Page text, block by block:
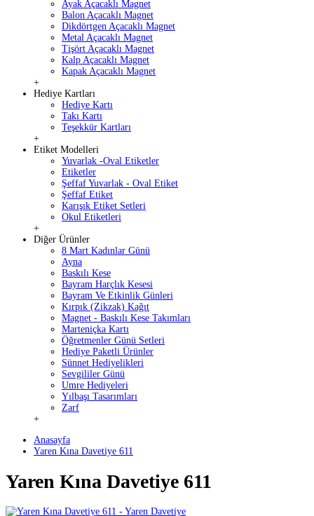
Ayak Açacaklı Magnet
Balon Açacaklı Magnet
Dikdörtgen Açacaklı Magnet
Metal Açacaklı Magnet
Tişört Açacaklı Magnet
Kalp Açacaklı Magnet
Kapak Açacaklı Magnet
+
Hediye Kartları
Hediye Kartı
Takı Kartı
Teşekkür Kartları
+
Etiket Modelleri
Yuvarlak -Oval Etiketler
Etiketler
Şeffaf Yuvarlak - Oval Etiket
Şeffaf Etiket
Karışık Etiket Setleri
Okul Etiketleri
+
Diğer Ürünler
8 Mart Kadınlar Günü
Ayna
Baskılı Kese
Bayram Harçlık Kesesi
Bayram Ve Etkinlik Günleri
Kırpık (Zikzak) Kağıt
Magnet - Baskılı Kese Takımları
Marteniçka Kartı
Öğretmenler Günü Setleri
Hediye Paketli Ürünler
Sünnet Hediyelikleri
Sevgililer Günü
Umre Hediyeleri
Yılbaşı Tasarımları
Zarf
+
Anasayfa
Yaren Kına Davetiye 611
Yaren Kına Davetiye 611